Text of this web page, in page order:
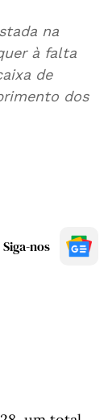
na
à falta
de
dos
Siga-nos